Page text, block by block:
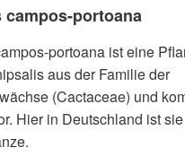
campos-portoana
portoana ist eine
aus der Familie der
(Cactaceae) und
Hier in Deutschland ist